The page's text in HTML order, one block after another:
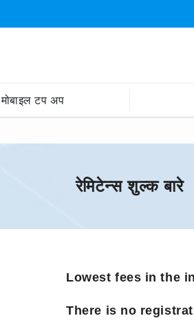
मोबाइल टप अप
रेमिटेन्स शुल्क बारे
Lowest fees in the
There is no